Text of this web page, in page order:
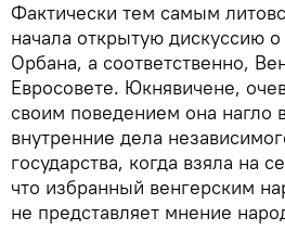
Фактически тем самым
начала открытую дискуссию
Орбана, а соответственно,
Евросовете. Юкнявичене,
своим поведением она нагло
внутренние дела
государства, когда взяла на
что избранный венгерским
не представляет мнение